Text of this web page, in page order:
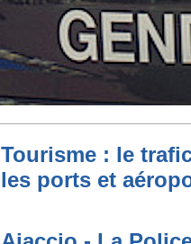
Tourisme : le
les ports et